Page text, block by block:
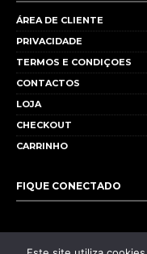
ÁREA DE CLIENTE
PRIVACIDADE
TERMOS E CONDIÇOES
CONTACTOS
LOJA
CHECKOUT
CARRINHO
FIQUE CONECTADO